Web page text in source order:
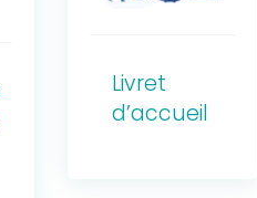
Livret
d’accueil